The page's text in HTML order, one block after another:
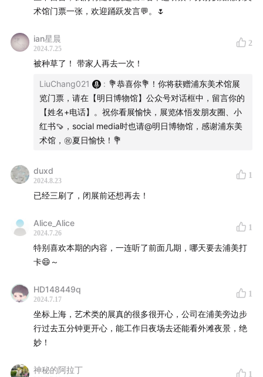
Ernst)，与展览中的女性艺术家们
22:57 闲谈艺术大师博斯(BOSCH),艺术有如串珠，在历史
与文化脉络中彼此相联
走出展览，去向浦东美术馆的又一建筑奇观: 镜厅
浦东美术馆壮观的中央展厅，目前呈现的作品是艺术
家徐冰的《引力剧场》，展期预计到2024 年8月底结束；
定，哈哈，猜猜Ta是谁？
嘉宾推荐博物馆和美术馆环节：马老师近期的最爱
——巴黎东京宫美术馆，日本根津美术馆
术馆门票一张，欢迎踊跃发言💬。🌷
ian星晨
2024.7.25
2
被种草了！ 带家人再去一次！
LiuChang021 : 💐恭喜你💐！你将获赠浦东美术馆展
览门票，请在【明日博物馆】公众号对话框中，留言你的
【姓名+电话】。祝你看展愉快，展览体悟发朋友圈、小
红书🍠，social media时也请@明日博物馆，感谢浦东美
术馆，㊗️夏日愉快！💐
duxd
2024.8.23
1
已经三刷了，闭展前还想再去！
Alice_Alice
2024.7.26
1
特别喜欢本期的内容，一连听了前面几期，哪天要去浦美打
卡😄～
HD148449q
2024.7.17
1
坐标上海，艺术类的展真的很多很开心，公司在浦美旁边步
行过去五分钟更开心，能工作日夜场去还能看外滩夜景，绝
妙！
神秘的阿拉丁 1